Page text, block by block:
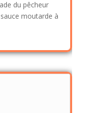
du pêcheur
moutarde à